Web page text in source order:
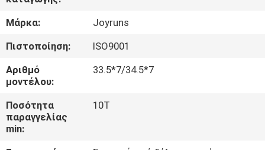
ΕΡΓΟΣΤΑΣΊΩΝ
ΠΟΙΟΤΙΚΌΣ
ΈΛΕΓΧΟΣ
ΜΑΣ
ΕΛΆΤΕ
Μάρκα:
Joyruns
Πιστοποίηση:
ISO9001
Αριθμό
μοντέλου:
33.5*7/34.5*7
Ποσότητα
παραγγελίας
min:
10T